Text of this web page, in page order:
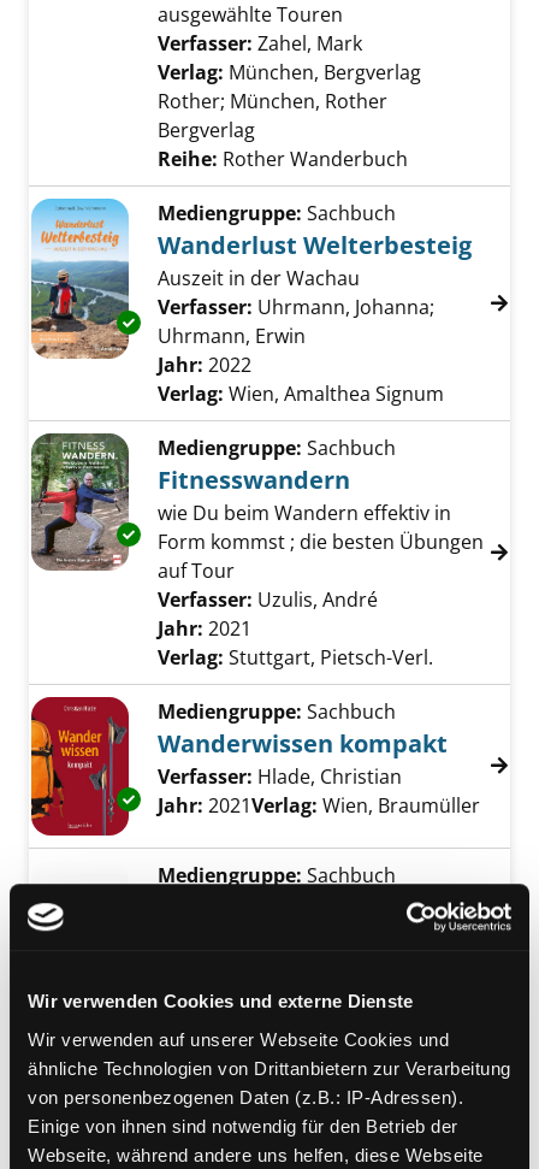
Wir verwenden Cookies und externe Dienste
Wir verwenden auf unserer Webseite Cookies und
ähnliche Technologien von Drittanbietern zur Verarbeitung
von personenbezogenen Daten (z.B.: IP-Adressen).
Einige von ihnen sind notwendig für den Betrieb der
Webseite, während andere uns helfen, diese Webseite
ausgewählte Touren
Verfasser: Zahel, Mark
Verlag: München, Bergverlag
Rother; München, Rother
Bergverlag
Reihe: Rother Wanderbuch
Exemplar-Details von Wanderlust
Mediengruppe: Sachbuch
Wanderlust Welterbesteig
Auszeit in der Wachau
Verfasser: Uhrmann, Johanna;
Uhrmann, Erwin
Jahr: 2022
Verlag: Wien, Amalthea Signum
Exemplar-Details von Fitnesswandern
Mediengruppe: Sachbuch
Fitnesswandern
wie Du beim Wandern effektiv in
Form kommst ; die besten Übungen
auf Tour
Verfasser: Uzulis, André
Jahr: 2021
Verlag: Stuttgart, Pietsch-Verl.
Exemplar-Details von Wanderwissen
Mediengruppe: Sachbuch
Wanderwissen kompakt
Verfasser: Hlade, Christian Suche nach
Jahr: 2021Verlag: Wien, Braumüller
Mediengruppe: Sachbuch
Die schönsten Almen
erlebt
Verfasser: Senft, Hilde;Senft, Willi
Jahr:2001 Verlag:Salzburg, Weltbild
Mediengruppe:Sachbuch
Algarve